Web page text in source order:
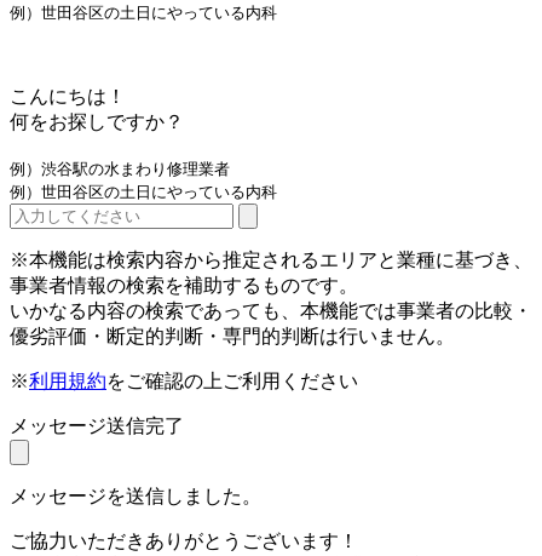
例）世田谷区の土日にやっている内科
こんにちは！
何をお探しですか？
例）渋谷駅の水まわり修理業者
例）世田谷区の土日にやっている内科
※本機能は検索内容から推定されるエリアと業種に基づき、
事業者情報の検索を補助するものです。
いかなる内容の検索であっても、本機能では事業者の比較・
優劣評価・断定的判断・専門的判断は行いません。
※利用規約をご確認の上ご利用ください
メッセージ送信完了
メッセージを送信しました。
ご協力いただきありがとうございます！